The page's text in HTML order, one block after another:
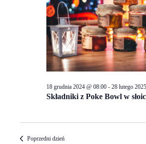
stycznia
2025
Składniki z Poke Bowl w
18 grudnia 2024 @ 08:00- 28 lutego
Poprzedni dzień